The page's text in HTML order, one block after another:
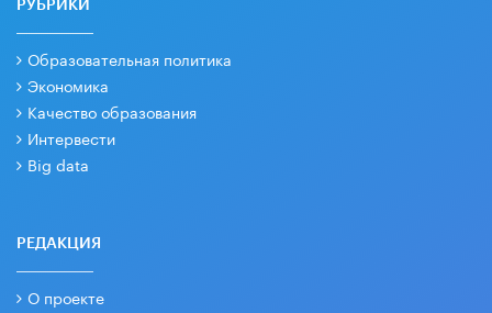
РУБРИКИ
Образовательная политика
Экономика
Качество образования
Интервести
Big data
РЕДАКЦИЯ
О проекте